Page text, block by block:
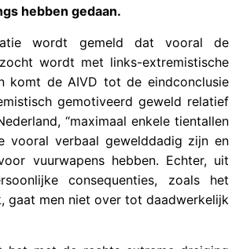
hebben gedaan.
wordt gemeld dat vooral de
wordt met links-extremistische
komt de AIVD tot de eindconclusie
gemotiveerd geweld relatief
“maximaal enkele tientallen
vooral verbaal gewelddadig zijn en
vuurwapens hebben. Echter, uit
consequenties, zoals het
gaat men niet over tot daadwerkelijk